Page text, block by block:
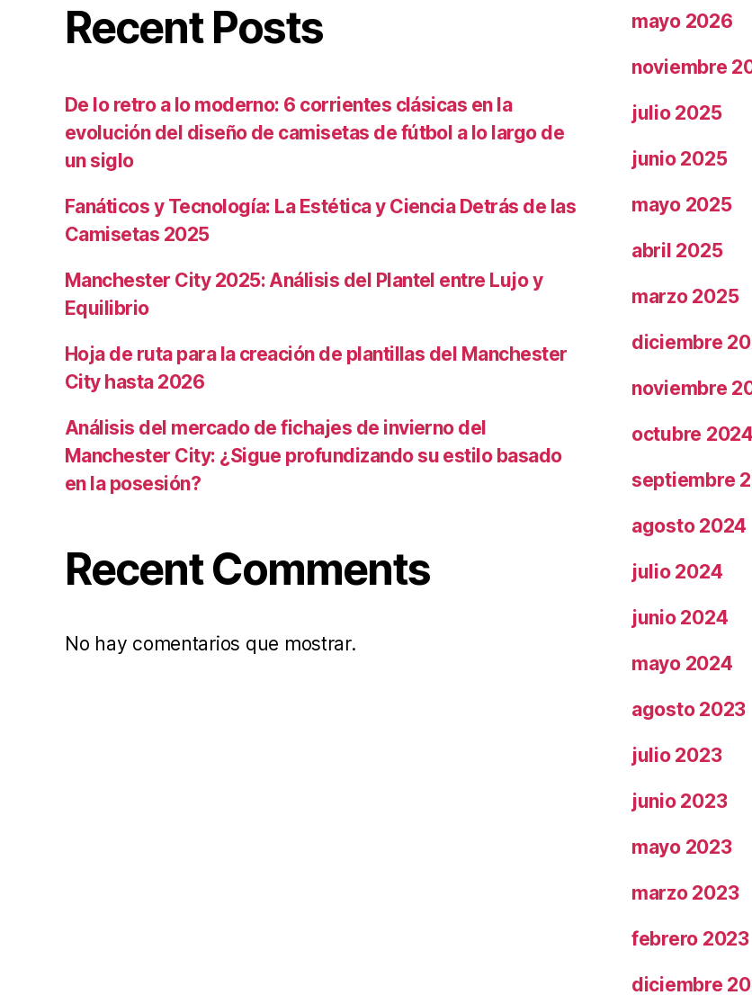
Recent Posts
De lo retro a lo moderno: 6 corrientes clásicas en la
evolución del diseño de camisetas de fútbol a lo largo de
un siglo
Fanáticos y Tecnología: La Estética y Ciencia Detrás de las
Camisetas 2025
Manchester City 2025: Análisis del Plantel entre Lujo y
Equilibrio
Hoja de ruta para la creación de plantillas del Manchester
City hasta 2026
Análisis del mercado de fichajes de invierno del
Manchester City: ¿Sigue profundizando su estilo basado
en la posesión?
Recent Comments
No hay comentarios que mostrar.
mayo 2026
noviembre
julio 2025
junio 2025
mayo 2025
abril 2025
marzo 2025
diciembre
noviembre
octubre 2024
septiembre
agosto 2024
julio 2024
junio 2024
mayo 2024
agosto 2023
julio 2023
junio 2023
mayo 2023
marzo 2023
febrero 2023
diciembre